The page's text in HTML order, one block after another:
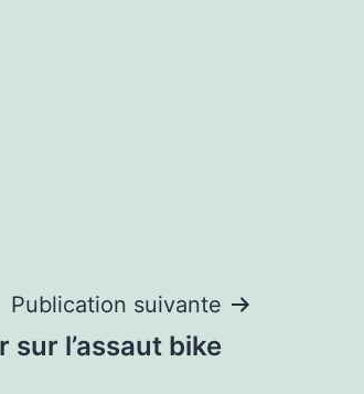
Publication suivante
sur l’assaut bike